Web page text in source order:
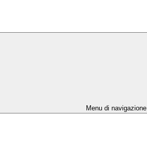
Menu di navigazione